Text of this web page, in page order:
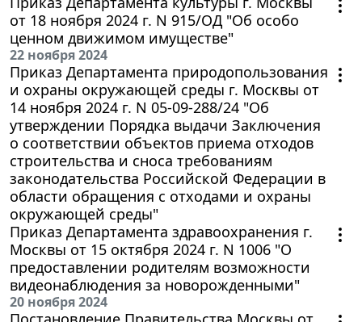
от 18 ноября 2024 г. N 915/ОД "Об особо
ценном движимом имуществе"
22 ноября 2024
Приказ Департамента природопользования
и охраны окружающей среды г. Москвы от
14 ноября 2024 г. N 05-09-288/24 "Об
утверждении Порядка выдачи Заключения
о соответствии объектов приема отходов
строительства и сноса требованиям
законодательства Российской Федерации в
области обращения с отходами и охраны
окружающей среды"
Приказ Департамента здравоохранения г.
Москвы от 15 октября 2024 г. N 1006 "О
предоставлении родителям возможности
видеонаблюдения за новорожденными"
20 ноября 2024